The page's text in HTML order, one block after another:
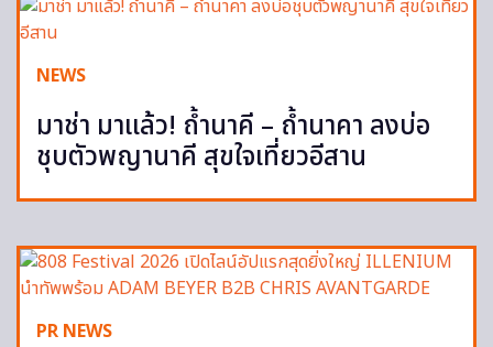
NEWS
มาช่า มาแล้ว! ถ้ำนาคี – ถ้ำนาคา ลงบ่อ
ชุบตัวพญานาคี สุขใจเที่ยวอีสาน
PR NEWS